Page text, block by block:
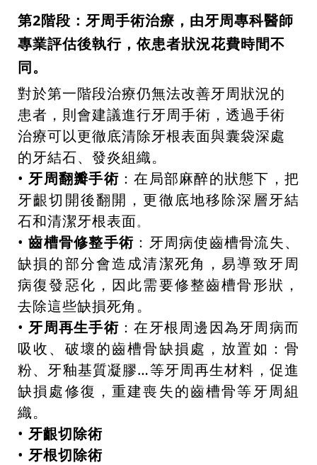
第2階段：牙周手術治療，由牙周專科醫師
專業評估後執行，依患者狀況花費時間不
同。
對於第一階段治療仍無法改善牙周狀況的
患者，則會建議進行牙周手術，透過手術
治療可以更徹底清除牙根表面與囊袋深處
的牙結石、發炎組織。
•牙周翻瓣手術：在局部麻醉的狀態下，把
牙齦切開後翻開，更徹底地移除深層牙結
石和清潔牙根表面。
•齒槽骨修整手術 ：牙周病使齒槽骨流失、
缺損的部分會造成清潔死角，易導致牙周
病復發惡化，因此需要修整齒槽骨形狀，
去除這些缺損死角。
•牙周再生手術：在牙根周邊因為牙周病而
吸收、破壞的齒槽骨缺損處，放置如：骨
粉、牙釉基質凝膠…等牙周再生材料，促進
缺損處修復，重建喪失的齒槽骨等牙周組
織。
• 牙齦切除術
• 牙根切除術